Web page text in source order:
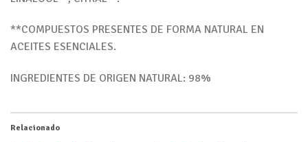
**COMPUESTOS PRESENTES DE FORMA NATURAL EN
ACEITES ESENCIALES.
INGREDIENTES DE ORIGEN NATURAL: 98%
Relacionado